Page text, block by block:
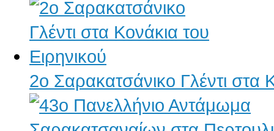
2ο Σαρακατσάνικο Γλέντι στα